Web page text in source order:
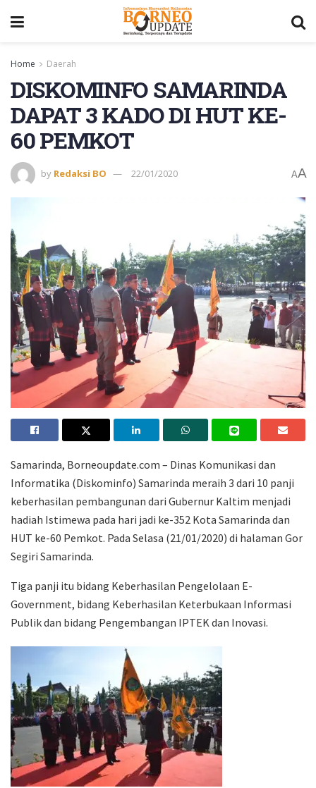
Home Daerah
DISKOMINFO SAMARINDA
DAPAT 3 KADO DI HUT KE-
60 PEMKOT
by Redaksi BO 22/01/2020 AA
Samarinda, Borneoupdate.com – Dinas Komunikasi dan
Informatika (Diskominfo) Samarinda meraih 3 dari 10 panji
keberhasilan pembangunan dari Gubernur Kaltim menjadi
hadiah Istimewa pada hari jadi ke-352 Kota Samarinda dan
HUT ke-60 Pemkot. Pada Selasa (21/01/2020) di halaman Gor
Segiri Samarinda.
Tiga panji itu bidang Keberhasilan Pengelolaan E-
Government, bidang Keberhasilan Keterbukaan Informasi
Publik dan bidang Pengembangan IPTEK dan Inovasi.